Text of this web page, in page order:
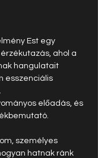
Est egy
ahol a
hangulatait
esszenciális
előadás, és
személyes
hatnak ránk